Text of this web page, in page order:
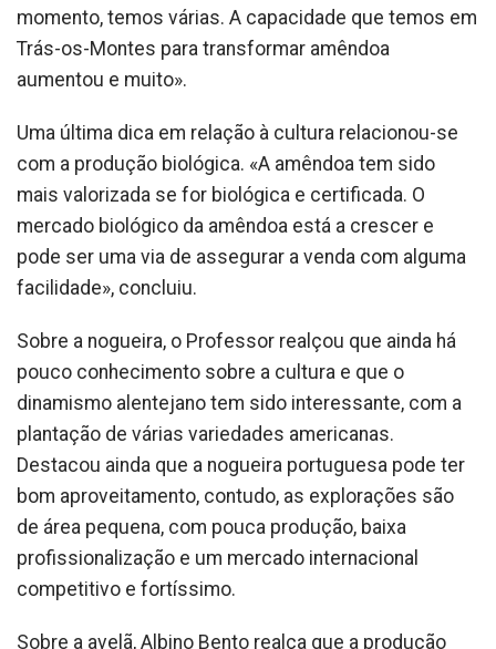
momento, temos várias. A capacidade que temos em
Trás-os-Montes para transformar amêndoa
aumentou e muito».
Uma última dica em relação à cultura relacionou-se
com a produção biológica. «A amêndoa tem sido
mais valorizada se for biológica e certificada. O
mercado biológico da amêndoa está a crescer e
pode ser uma via de assegurar a venda com alguma
facilidade», concluiu.
Sobre a nogueira, o Professor realçou que ainda há
pouco conhecimento sobre a cultura e que o
dinamismo alentejano tem sido interessante, com a
plantação de várias variedades americanas.
Destacou ainda que a nogueira portuguesa pode ter
bom aproveitamento, contudo, as explorações são
de área pequena, com pouca produção, baixa
profissionalização e um mercado internacional
competitivo e fortíssimo.
Sobre a avelã, Albino Bento realça que a produção